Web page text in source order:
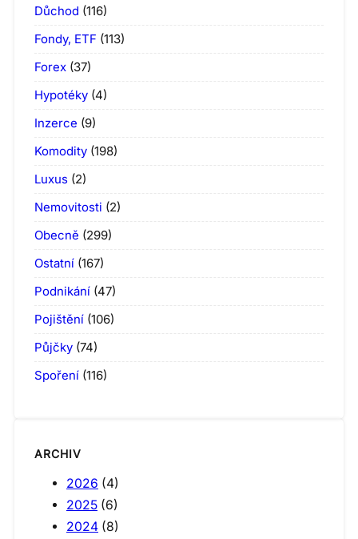
Důchod (116)
Fondy, ETF (113)
Forex (37)
Hypotéky (4)
Inzerce (9)
Komodity (198)
Luxus (2)
Nemovitosti (2)
Obecně (299)
Ostatní (167)
Podnikání (47)
Pojištění (106)
Půjčky (74)
Spoření (116)
ARCHIV
2026 (4)
2025 (6)
2024 (8)